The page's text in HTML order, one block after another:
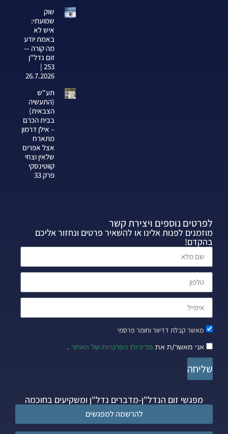
שוק
שמועתי:
איש לא
באמת יודע
מה קורה —
זום נדל"ן
253 |
26.7.2026
תע"ש
(התעשיה
הצבאית)
בבית הכרם
– אילן דרמון
מתארח
אצל אפרים
שלאין וצחי
קווטינסקי
פרק 33
לפרטים נוספים ויצירת קשר
מוזמנים לפנות אלינו או להשאיר פרטים ונחזור אליכם
בהקדם!
מאשר קבלת דדיוור וחומר פרסמי
אני מאשר/ת את מדיניות הפרטיות של האתר .
שליחה
מפגשי זום הנדל"ן-מדברים נדל"ן ומשקיעים בחוכמה
להרשמה למפגשים